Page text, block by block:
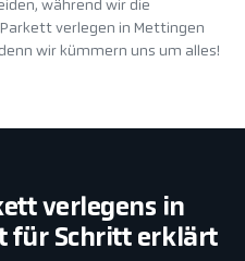
während wir die
verlegen in Mettingen
wir kümmern uns um alles!
verlegens in
für Schritt erklärt